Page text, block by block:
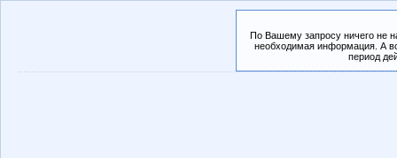
По Вашему запросу ничего не
необходимая информация. А
период